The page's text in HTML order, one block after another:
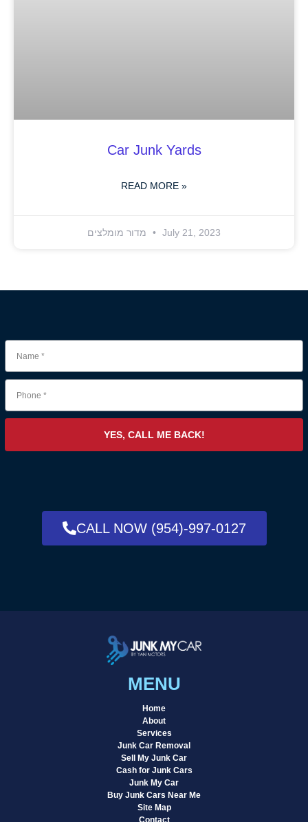
Car Junk Yards
READ MORE »
July 21, 2023
CALL NOW (954)-997-0127
YES, CALL ME BACK!
MENU
Home
About
Services
Junk Car Removal
Sell My Junk Car
Cash for Junk Cars
Junk My Car
Buy Junk Cars Near Me
Site Map